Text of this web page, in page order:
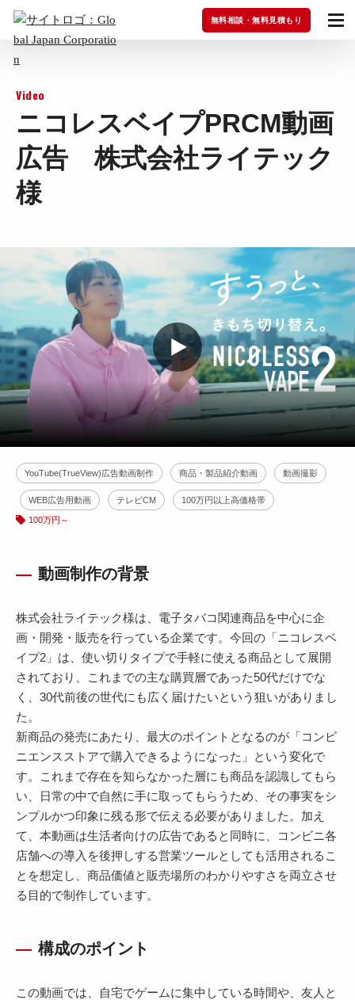
無料相談・無料見積もり
Video
ニコレスベイプPRCM動画
広告 株式会社ライテック
様
YouTube(TrueView)広告動画制作 商品・製品紹介動画 動画撮影
WEB広告用動画 テレビCM 100万円以上高価格帯
100万円～
動画制作の背景
株式会社ライテック様は、電子タバコ関連商品を中心に企
画・開発・販売を行っている企業です。今回の「ニコレスベ
イプ2」は、使い切りタイプで手軽に使える商品として展開
されており、これまでの主な購買層であった50代だけでな
く、30代前後の世代にも広く届けたいという狙いがありまし
た。
新商品の発売にあたり、最大のポイントとなるのが「コンビ
ニエンスストアで購入できるようになった」という変化で
す。これまで存在を知らなかった層にも商品を認識してもら
い、日常の中で自然に手に取ってもらうため、その事実をシ
ンプルかつ印象に残る形で伝える必要がありました。加え
て、本動画は生活者向けの広告であると同時に、コンビニ各
店舗への導入を後押しする営業ツールとしても活用されるこ
とを想定し、商品価値と販売場所のわかりやすさを両立させ
る目的で制作しています。
構成のポイント
この動画では、自宅でゲームに集中している時間や、友人と